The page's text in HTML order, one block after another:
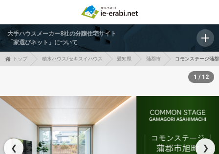
大手ハウスメーカー8社の分譲住宅サイト
「家選びネット」について
トップ 積水ハウス/セキスイハウス 愛知県 蒲郡市 コモンステージ蒲
❮ ❯
1 / 12